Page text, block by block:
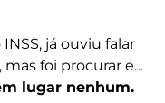
já ouviu falar
mas foi procurar e…
lugar nenhum.